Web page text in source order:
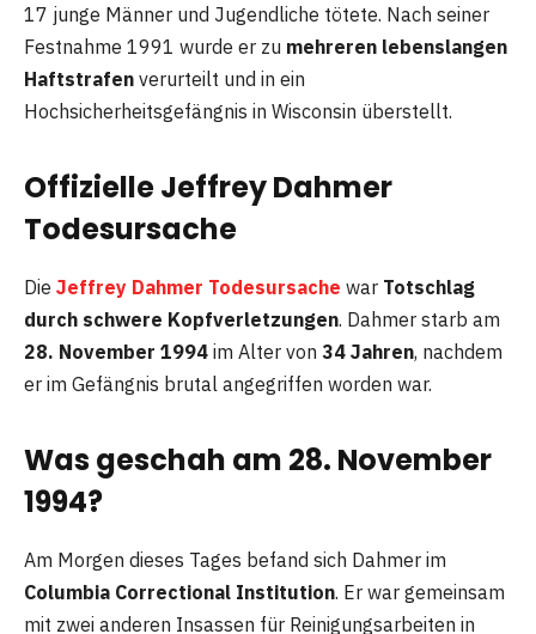
17 junge Männer und Jugendliche tötete. Nach seiner
Festnahme 1991 wurde er zu mehreren lebenslangen
Haftstrafen verurteilt und in ein
Hochsicherheitsgefängnis in Wisconsin überstellt.
Offizielle Jeffrey Dahmer
Todesursache
Die Jeffrey Dahmer Todesursache war Totschlag
durch schwere Kopfverletzungen. Dahmer starb am
28. November 1994 im Alter von 34 Jahren, nachdem
er im Gefängnis brutal angegriffen worden war.
Was geschah am 28. November
1994?
Am Morgen dieses Tages befand sich Dahmer im
Columbia Correctional Institution. Er war gemeinsam
mit zwei anderen Insassen für Reinigungsarbeiten in